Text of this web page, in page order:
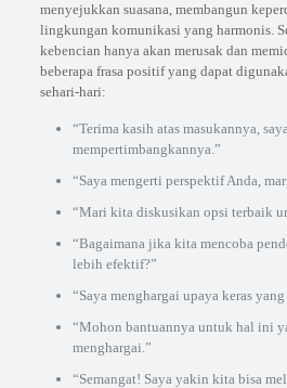
menyejukkan suasana, membangun
lingkungan komunikasi yang harmonis.
kebencian hanya akan merusak dan
beberapa frasa positif yang dapat
sehari-hari:
“Terima kasih atas masukannya,
mempertimbangkannya.”
“Saya mengerti perspektif Anda,
“Mari kita diskusikan opsi terbaik
“Bagaimana jika kita mencoba
lebih efektif?”
“Saya menghargai upaya keras
“Mohon bantuannya untuk hal ini
menghargai.”
“Semangat! Saya yakin kita bisa